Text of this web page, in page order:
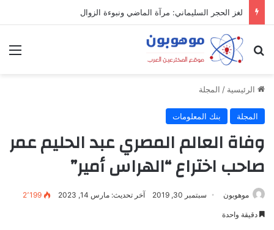
لغز الحجر السليماني: مرآة الماضي ونبوءة الزوال
بحث عن
الرئيسية / المجلة
المجلة بنك المعلومات
وفاة العالم المصري عبد الحليم عمر
صاحب اختراع “الهراس أمير”
موهوبون سبتمبر 30, 2019 آخر تحديث: مارس 14, 2023 2٬199
دقيقة واحدة